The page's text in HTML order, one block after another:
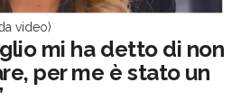
video)
mi ha detto di non
per me è stato un